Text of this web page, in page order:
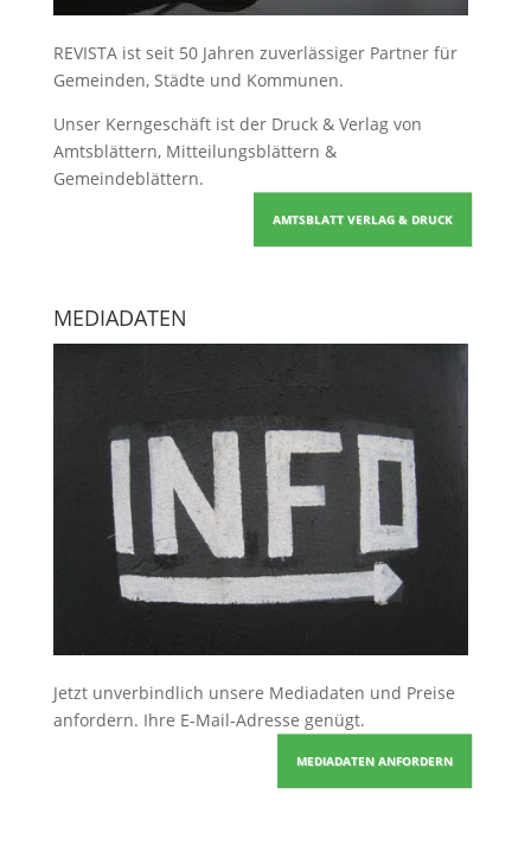
REVISTA ist seit 50 Jahren zuverlässiger Partner für
Gemeinden, Städte und Kommunen.
Unser Kerngeschäft ist der Druck & Verlag von
Amtsblättern, Mitteilungsblättern &
Gemeindeblättern.
AMTSBLATT VERLAG & DRUCK
MEDIADATEN
Jetzt unverbindlich unsere Mediadaten und Preise
anfordern. Ihre E-Mail-Adresse genügt.
MEDIADATEN ANFORDERN